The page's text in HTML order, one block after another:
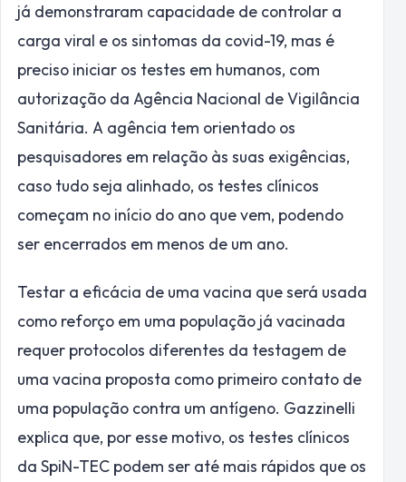
já demonstraram capacidade de controlar a
carga viral e os sintomas da covid-19, mas é
preciso iniciar os testes em humanos, com
autorização da Agência Nacional de Vigilância
Sanitária. A agência tem orientado os
pesquisadores em relação às suas exigências,
caso tudo seja alinhado, os testes clínicos
começam no início do ano que vem, podendo
ser encerrados em menos de um ano.
Testar a eficácia de uma vacina que será usada
como reforço em uma população já vacinada
requer protocolos diferentes da testagem de
uma vacina proposta como primeiro contato de
uma população contra um antígeno. Gazzinelli
explica que, por esse motivo, os testes clínicos
da SpiN-TEC podem ser até mais rápidos que os